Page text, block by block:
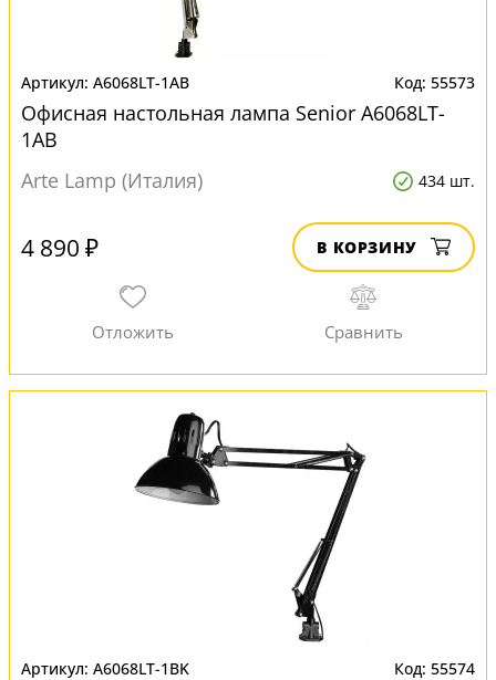
A6068LT-1AB 55573
Офисная настольная лампа Senior A6068LT-
1AB
Arte Lamp (Италия)
434 шт.
4 890 ₽ В КОРЗИНУ
A6068LT-1BK 55574